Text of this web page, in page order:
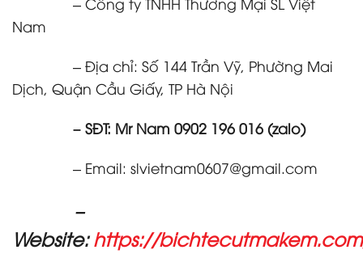
Nam
– Địa chỉ: Số 144 Trần Vỹ, Phường Mai
Dịch, Quận Cầu Giấy, TP Hà Nội
– SĐT: Mr Nam 0902 196 016 (zalo)
– Email: slvietnam0607@gmail.com
–
Website:https://